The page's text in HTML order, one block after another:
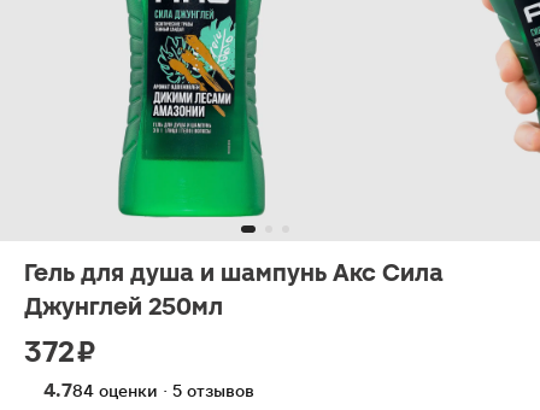
Гель для душа и шампунь Акс Сила
Джунглей 250мл
372 ₽
4.784 оценки · 5 отзывов